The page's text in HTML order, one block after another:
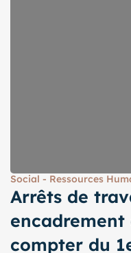
Social - Ressources
Arrêts de
compter du